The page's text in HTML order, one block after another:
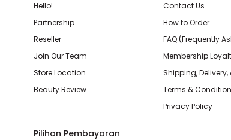
Hello!
Partnership
Reseller
Join Our Team
Store Location
Beauty Review
Contact Us
How to Order
FAQ (Frequently
Membership
Shipping, Delivery,
Terms &
Privacy Policy
Pilihan Pembayaran